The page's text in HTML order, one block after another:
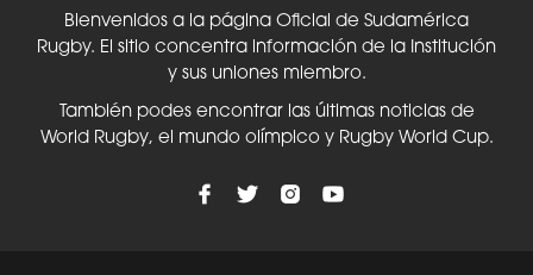
Bienvenidos a la página Oficial de Sudamérica
Rugby. El sitio concentra información de la Institución
y sus uniones miembro.
También podes encontrar las últimas noticias de
World Rugby, el mundo olímpico y Rugby World Cup.